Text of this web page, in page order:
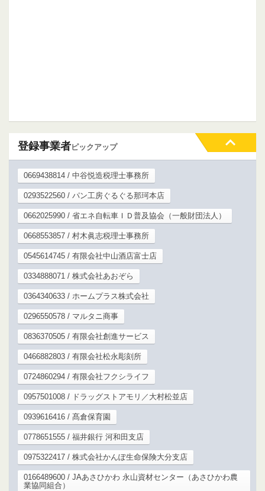
登録事業者ピックアップ
0669438814 / 中谷悦造税理士事務所
0293522560 / パン工房ぐるぐる那珂本店
0662025990 / 省エネ自転車ＩＤ普及協会（一般財団法人）
0668553857 / 村木眞志税理士事務所
0545614745 / 有限会社中山酒店富士店
0334888071 / 株式会社あおぞら
0364340633 / ホームプラス株式会社
0296550578 / マルタニ商事
0836370505 / 有限会社創進サービス
0466882803 / 有限会社松永彫刻所
0724860294 / 有限会社フクシライフ
0957501008 / ドラッグストアモリ／大村松並店
0939616416 / 髙倉保育園
0778651555 / 福井銀行 河和田支店
0975322417 / 株式会社かんぽ生命保険大分支店
0166489600 / JAあさひかわ 永山資材センター（あさひかわ農
業協同組合）